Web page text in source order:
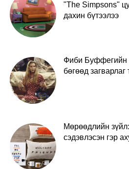
"The Simpsons"
дахин бүтээлээ
Фиби Буффегийн
бөгөөд загварлаг
Мөрөөдлийн
сэдэвлэсэн гэр